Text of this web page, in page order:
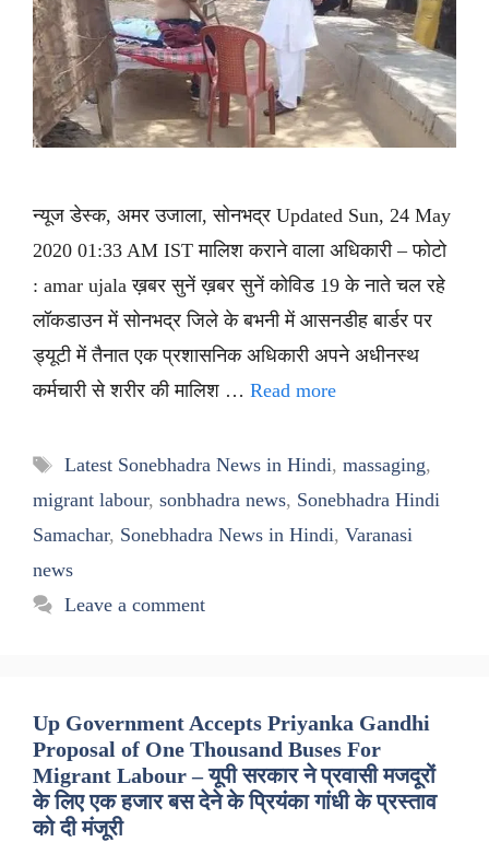
न्यूज डेस्क, अमर उजाला, सोनभद्र Updated Sun, 24 May
2020 01:33 AM IST मालिश कराने वाला अधिकारी – फोटो
: amar ujala ख़बर सुनें ख़बर सुनें कोविड 19 के नाते चल रहे
लॉकडाउन में सोनभद्र जिले के बभनी में आसनडीह बार्डर पर
ड्यूटी में तैनात एक प्रशासनिक अधिकारी अपने अधीनस्थ
कर्मचारी से शरीर की मालिश … Read more
Tags
Latest Sonebhadra News in Hindi, massaging,
migrant labour, sonbhadra news, Sonebhadra Hindi
Samachar, Sonebhadra News in Hindi, Varanasi
news
Leave a comment
Up Government Accepts Priyanka Gandhi
Proposal of One Thousand Buses For
Migrant Labour – यूपी सरकार ने प्रवासी मजदूरों
के लिए एक हजार बस देने के प्रियंका गांधी के प्रस्ताव
को दी मंजूरी